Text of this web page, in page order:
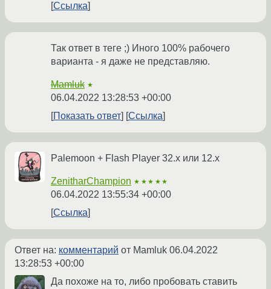
Ссылка
Так ответ в теге ;) Иного 100% рабочего
варианта - я даже не представляю.
Mamluk ★
06.04.2022 13:28:53 +00:00
Показать ответ
Ссылка
Palemoon + Flash Player 32.x или 12.x
ZenitharChampion ★★★★★
06.04.2022 13:55:34 +00:00
Ссылка
Ответ на: комментарий от Mamluk 06.04.2022
13:28:53 +00:00
Да похоже на то, либо пробовать ставить